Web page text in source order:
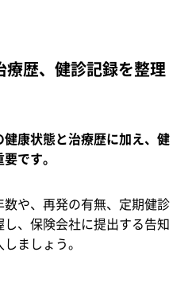
療歴、健診記録を整理
康状態と治療歴に加え、健
です。
や、再発の有無、定期健診
、保険会社に提出する告知
ましょう。